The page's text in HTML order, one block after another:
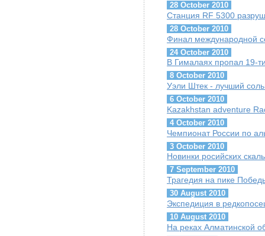
28 October 2010
Станция RF 5300
28 October 2010
Финал международной
24 October 2010
В Гималаях пропал 19-
8 October 2010
Уэли Штек - лучший
6 October 2010
Kazakhstan adventure
4 October 2010
Чемпионат России по
3 October 2010
Новинки росийских
7 September 2010
Трагедия на пике
30 August 2010
Экспедиция в
10 August 2010
На реках Алматинской